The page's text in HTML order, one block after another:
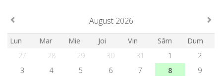
August 2026
Lun Mar Mie Joi Vin Sâm
Dum
27
28 29 30 31 1
2
3
4 5 6 7 8
9